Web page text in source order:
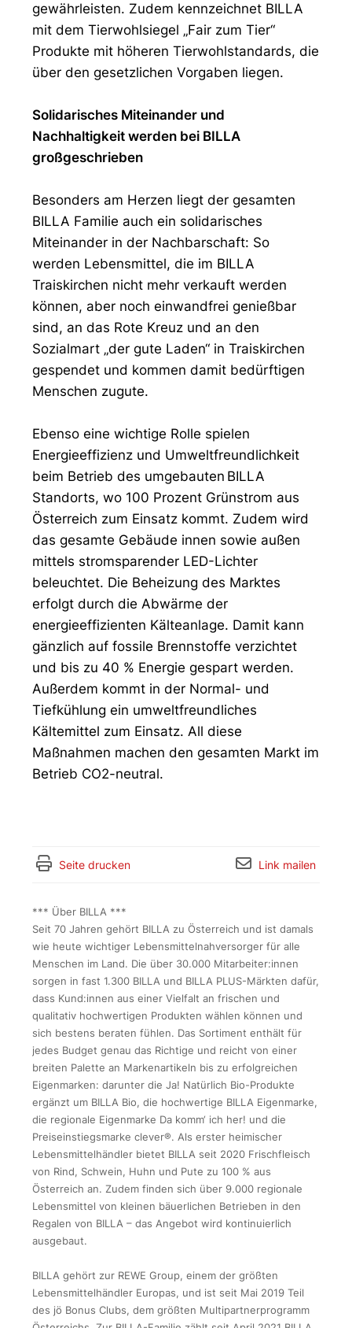
gewährleisten. Zudem kennzeichnet BILLA
mit dem Tierwohlsiegel „Fair zum Tier“
Produkte mit höheren Tierwohlstandards, die
über den gesetzlichen Vorgaben liegen.
Solidarisches Miteinander und
Nachhaltigkeit werden bei BILLA
großgeschrieben
Besonders am Herzen liegt der gesamten
BILLA Familie auch ein solidarisches
Miteinander in der Nachbarschaft: So
werden Lebensmittel, die im BILLA
Traiskirchen nicht mehr verkauft werden
können, aber noch einwandfrei genießbar
sind, an das Rote Kreuz und an den
Sozialmart „der gute Laden“ in Traiskirchen
gespendet und kommen damit bedürftigen
Menschen zugute.
Ebenso eine wichtige Rolle spielen
Energieeffizienz und Umweltfreundlichkeit
beim Betrieb des umgebauten BILLA
Standorts, wo 100 Prozent Grünstrom aus
Österreich zum Einsatz kommt. Zudem wird
das gesamte Gebäude innen sowie außen
mittels stromsparender LED-Lichter
beleuchtet. Die Beheizung des Marktes
erfolgt durch die Abwärme der
energieeffizienten Kälteanlage. Damit kann
gänzlich auf fossile Brennstoffe verzichtet
und bis zu 40 % Energie gespart werden.
Außerdem kommt in der Normal- und
Tiefkühlung ein umweltfreundliches
Kältemittel zum Einsatz. All diese
Maßnahmen machen den gesamten Markt im
Betrieb CO2-neutral.
Seite drucken Link mailen
*** Über BILLA ***
Seit 70 Jahren gehört BILLA zu Österreich und ist damals
wie heute wichtiger Lebensmittelnahversorger für alle
Menschen im Land. Die über 30.000 Mitarbeiter:innen
sorgen in fast 1.300 BILLA und BILLA PLUS-Märkten dafür,
dass Kund:innen aus einer Vielfalt an frischen und
qualitativ hochwertigen Produkten wählen können und
sich bestens beraten fühlen. Das Sortiment enthält für
jedes Budget genau das Richtige und reicht von einer
breiten Palette an Markenartikeln bis zu erfolgreichen
Eigenmarken: darunter die Ja! Natürlich Bio-Produkte
ergänzt um BILLA Bio, die hochwertige BILLA Eigenmarke,
die regionale Eigenmarke Da komm‘ ich her! und die
Preiseinstiegsmarke clever®. Als erster heimischer
Lebensmittelhändler bietet BILLA seit 2020 Frischfleisch
von Rind, Schwein, Huhn und Pute zu 100 % aus
Österreich an. Zudem finden sich über 9.000 regionale
Lebensmittel von kleinen bäuerlichen Betrieben in den
Regalen von BILLA – das Angebot wird kontinuierlich
ausgebaut.
BILLA gehört zur REWE Group, einem der größten
Lebensmittelhändler Europas, und ist seit Mai 2019 Teil
des jö Bonus Clubs, dem größten Multipartnerprogramm